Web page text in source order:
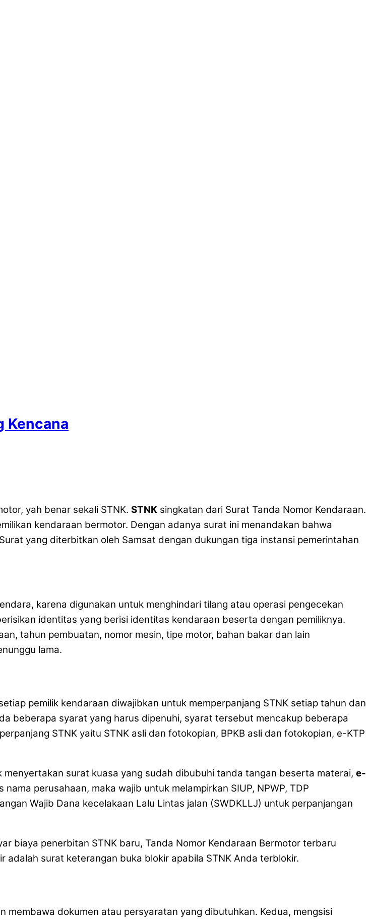
Kencana
yah benar sekali STNK. STNK singkatan dari Surat Tanda Nomor Kendaraan.
kendaraan bermotor. Dengan adanya surat ini menandakan bahwa
yang diterbitkan oleh Samsat dengan dukungan tiga instansi pemerintahan
karena digunakan untuk menghindari tilang atau operasi pengecekan
identitas yang berisi identitas kendaraan beserta dengan pemiliknya.
tahun pembuatan, nomor mesin, tipe motor, bahan bakar dan lain
lama.
pemilik kendaraan diwajibkan untuk memperpanjang STNK setiap tahun dan
beberapa syarat yang harus dipenuhi, syarat tersebut mencakup beberapa
STNK yaitu STNK asli dan fotokopian, BPKB asli dan fotokopian, e-KTP
surat kuasa yang sudah dibubuhi tanda tangan beserta materai, e-
perusahaan, maka wajib untuk melampirkan SIUP, NPWP, TDP
Wajib Dana kecelakaan Lalu Lintas jalan (SWDKLLJ) untuk perpanjangan
biaya penerbitan STNK baru, Tanda Nomor Kendaraan Bermotor terbaru
adalah surat keterangan buka blokir apabila STNK Anda terblokir.
dokumen atau persyaratan yang dibutuhkan. Kedua, mengsisi